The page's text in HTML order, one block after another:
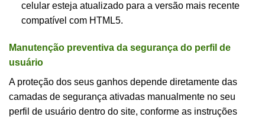
celular esteja atualizado para a versão mais recente
compatível com HTML5.
Manutenção preventiva da segurança do perfil de
usuário
A proteção dos seus ganhos depende diretamente das
camadas de segurança ativadas manualmente no seu
perfil de usuário dentro do site, conforme as instruções